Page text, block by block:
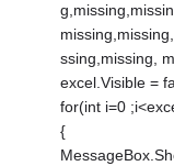
ssing,missing,
excel.Visible =
for(int i=0
{